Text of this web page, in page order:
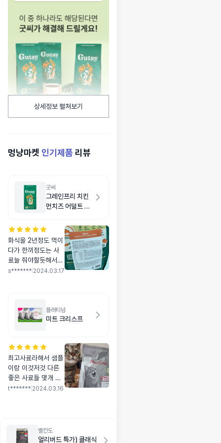
상세정보 펼쳐보기
멍냥마켓 인기제품 리뷰
굿씨
그레인프리 치킨
먼치즈 어덜트 스
화식을 2년정도 먹이
다가 한끼정도는 사
료늘 줘야할듯해서
구매했어요 카르나,
먹지만 칠면조는 안
먹더라구요 셋중에
좋고 당분간 먹일 생
각이예요
s******* 2024.03.17
플래티넘
미트 크리스프
최고사료라해서 샘플
이랑 이것저것 다른
좋은 사료들 몇개 샘
플로 나눠서 줬더니 1
물이지만 기호성성분
은 굿입니다 ㅎ
t******* 2024.03.16
벨칸도
얼리버드 특가) 클래식